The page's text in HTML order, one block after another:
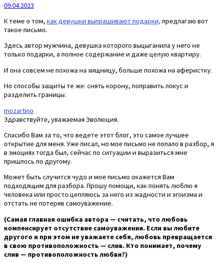
09.04.2023
К теме о том, как девушки выпрашивают подарки, предлагаю вот
такое письмо.
Здесь автор мужчина, девушка которого выцыганила у него не
только подарки, а полное содержание и даже целую квартиру.
И она совсем не похожа на хищницу, больше похожа на аферистку.
Но способы защиты те же: снять корону, поправить локус и
разделить границы.
mozartino
Здравствуйте, уважаемая Эволюция.
Спасибо Вам за то, что ведете этот блог, это самое лучшее
открытие для меня. Уже писал, но мое письмо не попало в разбор, я
в эмоциях тогда был, сейчас по ситуации и выразиться мне
пришлось по другому.
Может быть случится чудо и мое письмо окажется Вам
подходящим для разбора. Прошу помощи, как понять люблю я
человека или просто цепляюсь за него из жадности и эгоизма и
отстать не потеряв самоуважение.
(Самая главная ошибка автора — считать, что любовь
компенсирует отсутствие самоуважения. Если вы любите
другого и при этом не уважаете себя, любовь превращается
в свою противоположность — слив. Кто понимает, почему
слив — противоположность любви?)